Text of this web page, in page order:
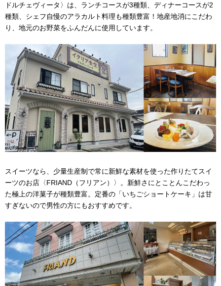
ドルチェヴィータ〉は、ランチコースが3種類、ディナーコースが2
種類、シェフ自慢のアラカルト料理も種類豊富！地産地消にこだわ
り、地元のお野菜をふんだんに使用しています。
スイーツなら、少量生産制で常に新鮮な素材を使った作りたてスイ
ーツのお店〈FRIAND（フリアン）〉。新鮮さにとことんこだわっ
た極上の洋菓子が種類豊富。定番の「いちごショートケーキ」は甘
すぎないので男性の方にもおすすめです。